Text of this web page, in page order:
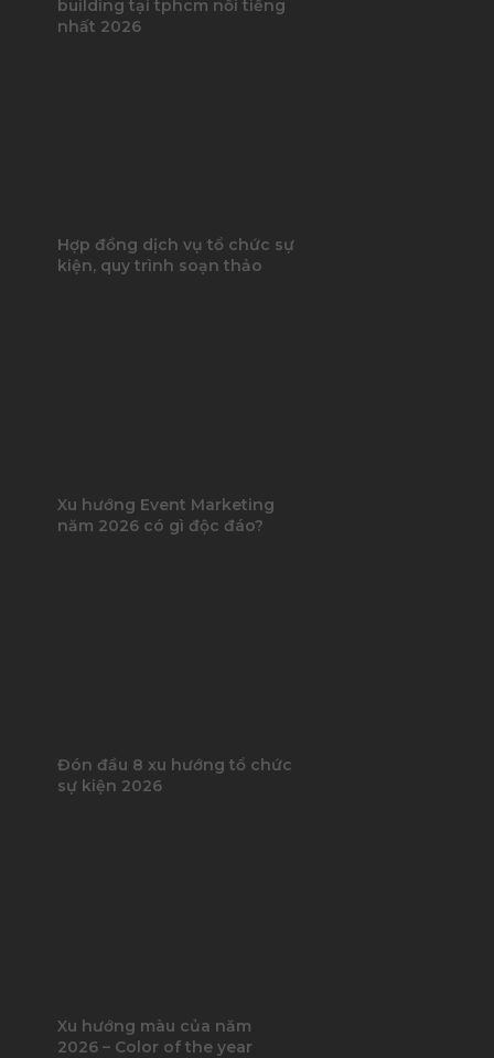
building tại tphcm nổi tiếng
nhất 2026
Hợp đồng dịch vụ tổ chức sự
kiện, quy trình soạn thảo
Xu hướng Event Marketing
năm 2026 có gì độc đáo?
Đón đầu 8 xu hướng tổ chức
sự kiện 2026
Xu hướng màu của năm
2026 – Color of the year